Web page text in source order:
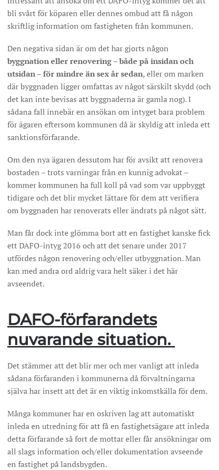
bli svårt för köparen eller dennes ombud att få någon
skriftlig information om fastigheten från kommunen.
Den negativa sidan är om det har gjorts någon
byggnation eller renovering–både på insidan och
utsidan – för mindre än sex år sedan, eller om marken
där byggnaden ligger omfattas av något särskilt skydd (och
det kan inte bevisas att byggnaderna är gamla nog). I
sådana fall innebär en ansökan om intyget bara problem
för ägaren eftersom kommunen då är skyldig att inleda ett
sanktionsförfarande.
Om den nya ägaren dessutom har för avsikt att renovera
bostaden – trots varningar från en kunnig advokat –
kommer kommunen ha full koll på vad som var uppbyggt
tidigare och det blir mycket lättare för dem att verifiera
om byggnaden har renoverats eller ändrats på något sätt.
Man får dock inte glömma bort att en fastighet kanske fick
ett DAFO-intyg 2016 och att det senare under 2017
utfördes någon renovering och/eller utbyggnation. Man
kan med andra ord aldrig vara helt säker i det här
avseendet.
DAFO-förfarandets
nuvarande situation.
Det stämmer att det blir mer och mer vanligt att inleda
sådana förfaranden i kommunerna då förvaltningarna
själva har insett att det är en viktig inkomstkälla för dem.
Många kommuner har en oskriven lag att automatiskt
inleda en utredning för att få en fastighetsägare att inleda
detta förfarande så fort de mottar eller får ansökningar om
all slags information och/eller dokumentation avseende
en fastighet på landsbygden.